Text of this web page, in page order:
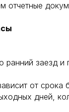
отчетные
ранний заезд и
от срока
дней,